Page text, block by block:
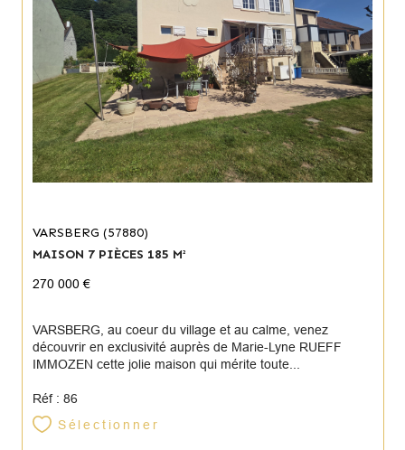
VARSBERG (57880)
MAISON 7 PIÈCES 185 M²
270 000 €
VARSBERG, au coeur du village et au calme, venez
découvrir en exclusivité auprès de Marie-Lyne RUEFF
IMMOZEN cette jolie maison qui mérite toute...
Réf : 86
Sélectionner